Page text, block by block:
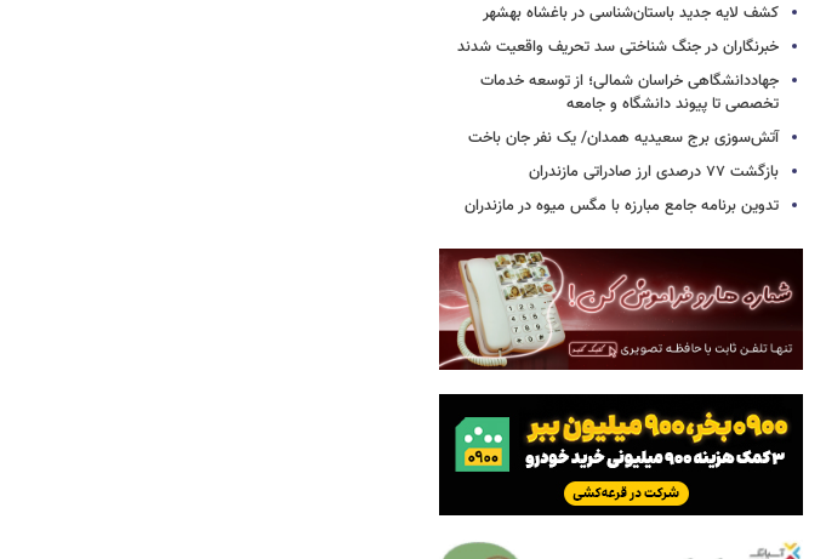
کشف لایه جدید باستان‌شناسی در باغشاه بهشهر
خبرنگاران در جنگ شناختی سد تحریف واقعیت شدند
جهاددانشگاهی خراسان شمالی؛ از توسعه خدمات
تخصصی تا پیوند دانشگاه و جامعه
آتش‌سوزی برج سعیدیه همدان/ یک نفر جان باخت
بازگشت ۷۷ درصدی ارز صادراتی مازندران
تدوین برنامه جامع مبارزه با مگس میوه در مازندران